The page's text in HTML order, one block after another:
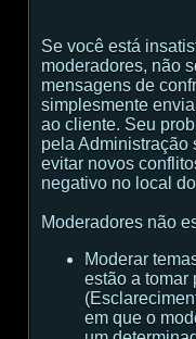
Se você está
moderadores, não
mensagens de
simplesmente
ao cliente. Seu
pela Administração
evitar novos
negativo no local
Moderadores não
Moderar
estão a tomar
(
em que o